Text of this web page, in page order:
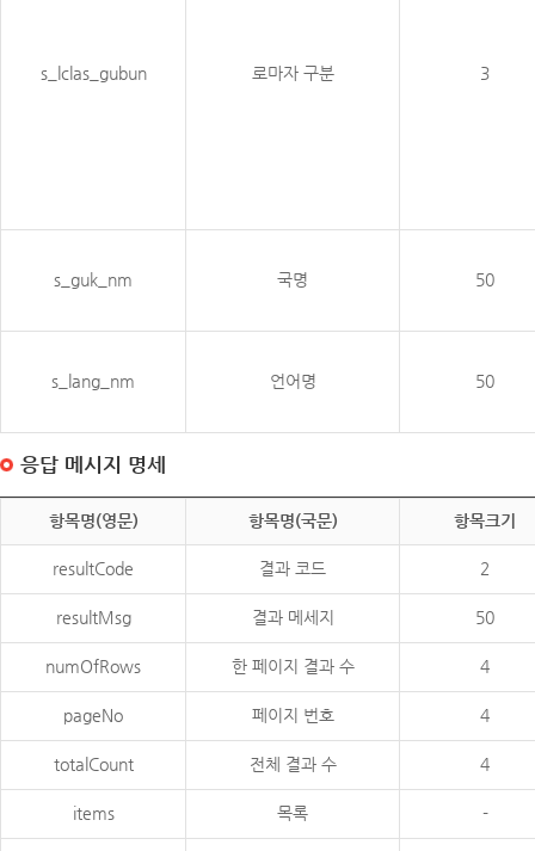
s_lclas_gubun 로마자 구분 3
s_guk_nm 국명 50
s_lang_nm 언어명 50
응답 메시지 명세
항목명(영문) 항목명(국문) 항목크기
resultCode 결과 코드 2
resultMsg 결과 메세지 50
numOfRows 한 페이지 결과 수 4
pageNo 페이지 번호 4
totalCount 전체 결과 수 4
items 목록 -